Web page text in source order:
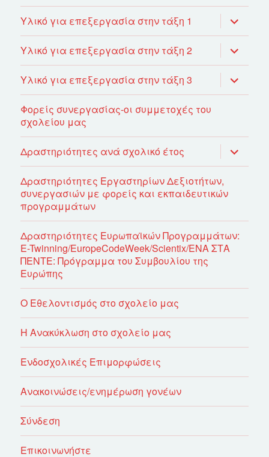
Υλικό για επεξεργασία στην τάξη 1 του
μενού
Υλικό για επεξεργασία στην τάξη 2 του
μενού
Υλικό για επεξεργασία στην τάξη 3 του
μενού
Φορείς συνεργασίας-οι συμμετοχές του
σχολείου μας
Δραστηριότητες ανά σχολικό έτος του
μενού
Δραστηριότητες Εργαστηρίων Δεξιοτήτων,
συνεργασιών με φορείς και εκπαιδευτικών
προγραμμάτων
Δραστηριότητες Ευρωπαϊκών Προγραμμάτων:
E-Twinning/EuropeCodeWeek/Scientix/ΕΝΑ ΣΤΑ
ΠΕΝΤΕ: Πρόγραμμα του Συμβουλίου της
Ευρώπης
Ο Εθελοντισμός στο σχολείο μας
Η Ανακύκλωση στο σχολείο μας
Ενδοσχολικές Επιμορφώσεις
Ανακοινώσεις/ενημέρωση γονέων
Σύνδεση
Επικοινωνήστε